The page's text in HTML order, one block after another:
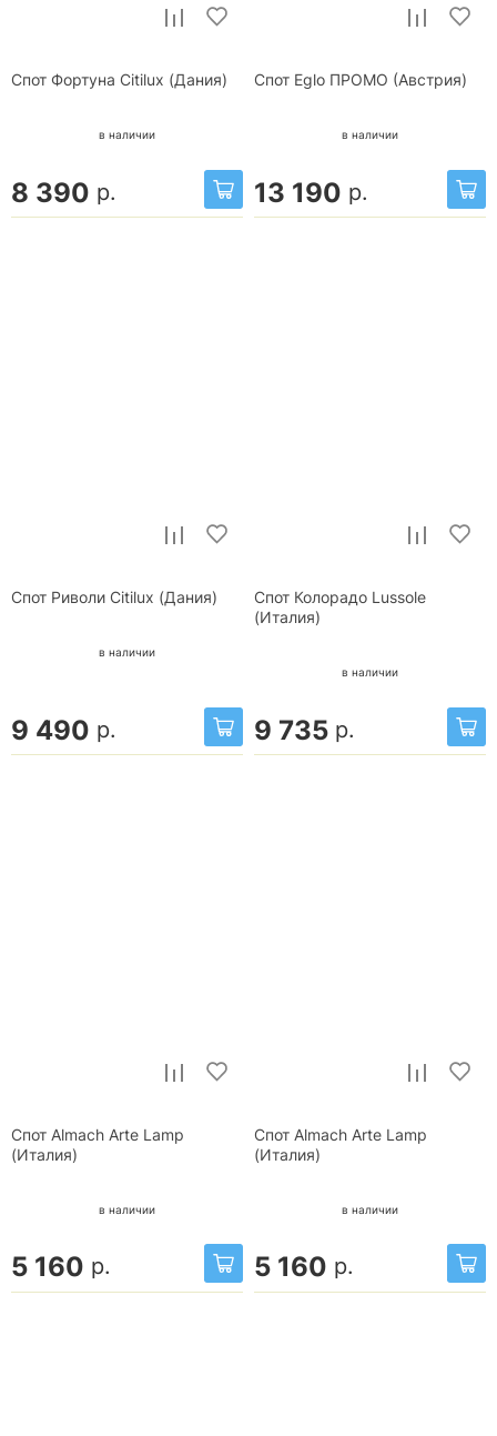
Спот Фортуна Citilux (Дания)
в наличии
8 390 р.
Спот Eglo ПРОМО (Австрия)
в наличии
13 190 р.
Спот Риволи Citilux (Дания)
в наличии
9 490 р.
Спот Колорадо Lussole
(Италия)
в наличии
9 735 р.
Спот Almach Arte Lamp
(Италия)
в наличии
5 160 р.
Спот Almach Arte Lamp
(Италия)
в наличии
5 160 р.